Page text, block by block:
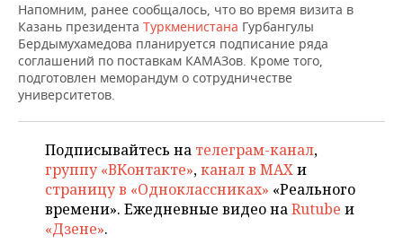
НЕФТЬ
ОПК
ЭНЕРГЕТИКА
РОЗНИЧНАЯ ТОРГОВЛЯ
ТРАНСПОРТ
НОВОСТИ ТЕХНОЛОГИЙ
IT
ТЕЛЕКОММУНИКАЦИИ
МЕРОПРИЯТИЯ
НОВОСТИ МЕРОПРИЯТИЙ
БИЗНЕС-БРАНЧИ
ONLINE-КОНФЕРЕНЦИИ
ОТКРЫТАЯ ЛЕКЦИЯ
СПОРТ
ФУТБОЛ
ХОККЕЙ
БАСКЕТБОЛ
НОВОСТИ ОБЩЕСТВА
ВЛАСТЬ
ИНФРАСТРУКТУРА
ФОТОГАЛЕРЕЯ
СЮЖЕТЫ
СПРАВОЧНИК
Напомним, ранее сообщалось, что во время визита в
Казань президента Туркменистана Гурбангулы
Бердымухамедова планируется подписание ряда
соглашений по поставкам КАМАЗов. Кроме того,
подготовлен меморандум о сотрудничестве
университетов.
Подписывайтесь на телеграм-канал,
группу «ВКонтакте»,канал в MAXи
страницу в «Одноклассниках» «Реального
времени». Ежедневные видео наRutube и
«Дзене».